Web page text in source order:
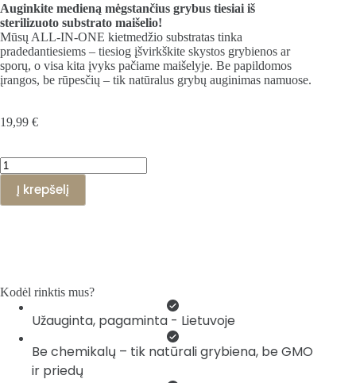
Auginkite medieną mėgstančius grybus tiesiai iš
sterilizuoto substrato maišelio!
Mūsų ALL-IN-ONE kietmedžio substratas tinka
pradedantiesiems – tiesiog įšvirkškite skystos grybienos ar
sporų, o visa kita įvyks pačiame maišelyje. Be papildomos
įrangos, be rūpesčių – tik natūralus grybų auginimas namuose.
19,99 €
Į krepšelį
Kodėl rinktis mus?
Užauginta, pagaminta - Lietuvoje
Be chemikalų – tik natūrali grybiena, be GMO
ir priedų